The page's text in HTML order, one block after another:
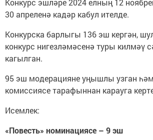
30 апреленә кадәр кабул ителде.
Конкурска барлыгы 136 эш кергән,
конкурс нигезләмәсенә туры килмәү
кагылган.
95 эш модерацияне уңышлы узган
комиссиясе тарафыннан карауга
Исемлек:
«Повесть» номинациясе – 9 эш